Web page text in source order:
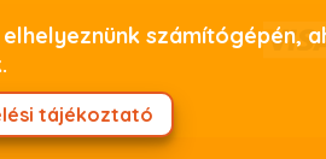
számítógépén,
tájékoztató